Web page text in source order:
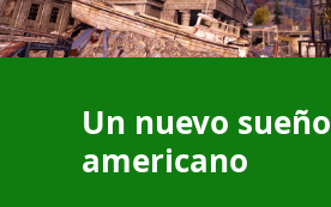
Un nuevo sueño
americano